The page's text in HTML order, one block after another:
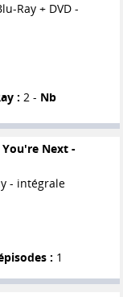
Ray + DVD -
: 2 - Nb
Next -
- intégrale
: 1